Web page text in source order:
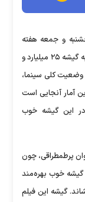
و جمعه هفته
گذشته موفق شدند تا با جذب ۳۸۳ هزار مخاطب، به گیشه ۲۵ میلیارد و
وضعیت کلی سینما،
آمار آنجایی است
در این گیشه خوب
پرطمطراقی، چون
خوب بهره‌مند
سینما‌ها بکشاند. گیشه این فیلم